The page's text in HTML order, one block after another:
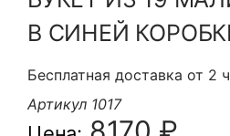
В СИНЕЙ
Бесплатная доставка от 2
Артикул 1017